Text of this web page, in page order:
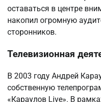
оставаться в центре
накопил огромную
сторонников.
Телевизионная
В 2003 году Андрей
собственную
«Караулов Live». В